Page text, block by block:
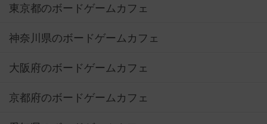
東京都のボードゲームカフェ
神奈川県のボードゲームカフェ
大阪府のボードゲームカフェ
京都府のボードゲームカフェ